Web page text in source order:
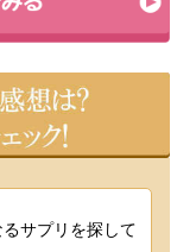
サプリを探して